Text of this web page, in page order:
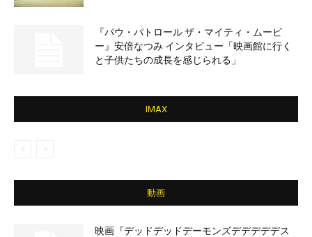
『パウ・パトロール ザ・マイティ・ムービ
ー』安倍なつみ インタビュー「映画館に行く
と子供たちの成長を感じられる」
IMAX
動画
映画『デッドデッドデーモンズデデデデデス